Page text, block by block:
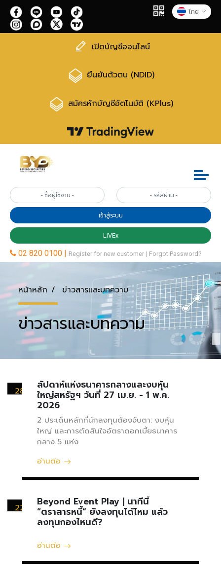
ไทย
เปิดบัญชีออนไลน์
ยืนยันตัวตน (NDID)
สมัครหักบัญชีอัตโนมัติ (KPlus)
หน้าหลัก ข่าวสารและบทความ
ข่าวสารและบทความ
28
สัปดาห์แห่งธนาคารกลางและงบหุ้น
ใหญ่สหรัฐฯ วันที่ 27 เม.ย. - 1 พ.ค.
2026
2 ประเด็นหลักที่นักลงทุนต้องจับตา: งบหุ้น
ใหญ่ และการตัดสินใจอัตราดอกเบี้ยธนาคาร
กลาง 5 แห่ง
อ่านต่อ
22
Beyond Event Play | นาทีนี้
“ตราสารหนี้” ยังลงทุนได้ไหม แล้ว
ลงทุนกองไหนดี?
อ่านต่อ